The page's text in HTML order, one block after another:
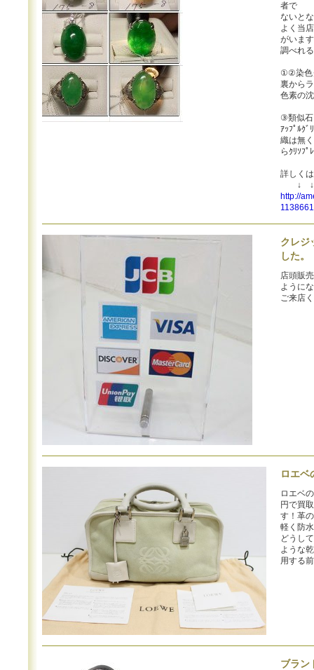
者で
ないと
よく当
がいま
調べれ
①②染色
裏から
色素の
③類似石
ｱｯﾌﾟﾙｸ
織は無
らｸﾘｿﾌﾟ
詳しく
↓ ↓
http://
クレジ
した。
店頭販
ように
ご来店
ロエ
ロエベ
円で買
す！革
軽く防
どうし
ような
用する
ブラン